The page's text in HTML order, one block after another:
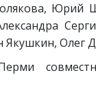
Юрий
Олег